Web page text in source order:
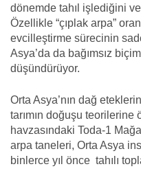
dönemde tahıl işlediğini
Özellikle “çıplak arpa”
evcilleştirme sürecinin
Asya’da da bağımsız
düşündürüyor.
Orta Asya’nın dağ
tarımın doğuşu teorilerine
havzasındaki Toda-1
arpa taneleri, Orta Asya
binlerce yıl önce tahılı